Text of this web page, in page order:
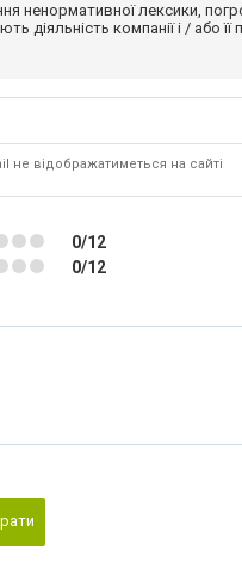
ненормативної лексики,
діяльність компанії і / або
не відображатиметься на сайті
0/12
0/12